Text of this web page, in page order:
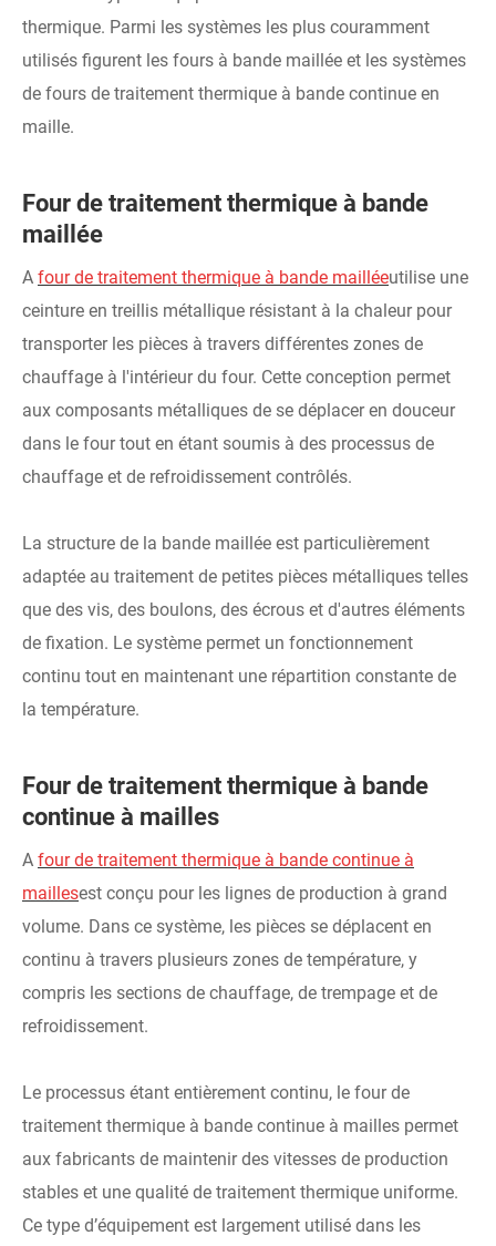
thermique. Parmi les systèmes les plus couramment
utilisés figurent les fours à bande maillée et les systèmes
de fours de traitement thermique à bande continue en
maille.
Four de traitement thermique à bande
maillée
A four de traitement thermique à bande mailléeutilise une
ceinture en treillis métallique résistant à la chaleur pour
transporter les pièces à travers différentes zones de
chauffage à l'intérieur du four. Cette conception permet
aux composants métalliques de se déplacer en douceur
dans le four tout en étant soumis à des processus de
chauffage et de refroidissement contrôlés.
La structure de la bande maillée est particulièrement
adaptée au traitement de petites pièces métalliques telles
que des vis, des boulons, des écrous et d'autres éléments
de fixation. Le système permet un fonctionnement
continu tout en maintenant une répartition constante de
la température.
Four de traitement thermique à bande
continue à mailles
A four de traitement thermique à bande continue à
maillesest conçu pour les lignes de production à grand
volume. Dans ce système, les pièces se déplacent en
continu à travers plusieurs zones de température, y
compris les sections de chauffage, de trempage et de
refroidissement.
Le processus étant entièrement continu, le four de
traitement thermique à bande continue à mailles permet
aux fabricants de maintenir des vitesses de production
stables et une qualité de traitement thermique uniforme.
Ce type d’équipement est largement utilisé dans les